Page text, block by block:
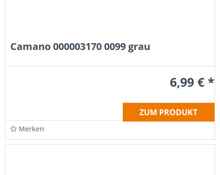
Camano 000003170 0099 grau
6,99 € *
ZUM PRODUKT
Merken